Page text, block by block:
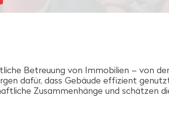
Betreuung von Immobilien – von der
dafür, dass Gebäude effizient
Zusammenhänge und schätzen